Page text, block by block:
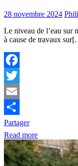
28 novembre 2024
Le niveau de l’eau sur
à cause de travaux
Facebook
Twitter
Email
Partager
Read more